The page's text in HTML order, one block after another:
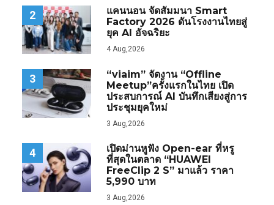
2
แคนนอน จัดสัมมนา Smart
Factory 2026 ดันโรงงานไทยสู่
ยุค AI อัจฉริยะ
4 Aug,2026
3
“viaim” จัดงาน “Offline
Meetup”ครั้งแรกในไทย เปิด
ประสบการณ์ AI บันทึกเสียงสู่การ
ประชุมยุคใหม่
3 Aug,2026
4
เปิดม่านหูฟัง Open-ear ที่หรู
ที่สุดในตลาด “HUAWEI
FreeClip 2 S” มาแล้ว ราคา
5,990 บาท
3 Aug,2026